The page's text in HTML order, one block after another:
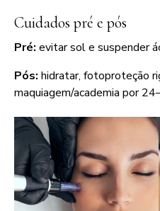
Cuidados pré e pós
Pré: evitar sol e suspender
Pós: hidratar, fotoproteção
maquiagem/academia por